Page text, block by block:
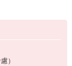
のばかり！
。
で、派遣就業先事
）